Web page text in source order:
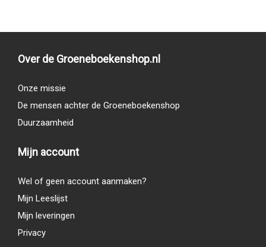
Over de Groeneboekenshop.nl
Onze missie
De mensen achter de Groeneboekenshop
Duurzaamheid
Mijn account
Wel of geen account aanmaken?
Mijn Leeslijst
Mijn leveringen
Privacy